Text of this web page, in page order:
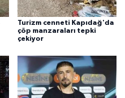
Turizm cenneti Kapıdağ'da
çöp manzaraları tepki
çekiyor